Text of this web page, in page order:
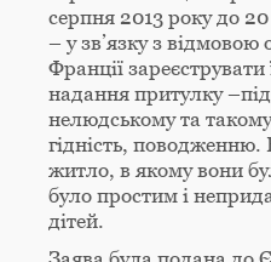
серпня 2013 року до
– у зв’язку з відмовою
Франції зареєструвати
надання притулку
нелюдському та
гідність,
житло, в якому вони
було простим і
дітей.